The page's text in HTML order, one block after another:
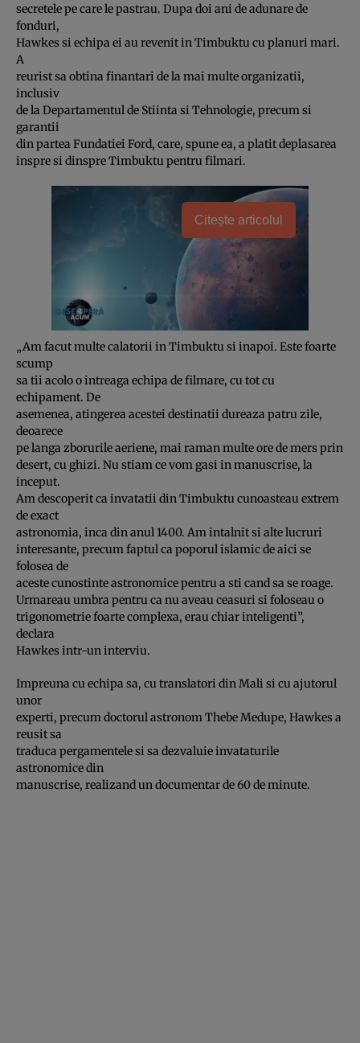
secretele pe care le pastrau. Dupa doi ani de adunare de
fonduri,
Hawkes si echipa ei au revenit in Timbuktu cu planuri mari.
A
reurist sa obtina finantari de la mai multe organizatii,
inclusiv
de la Departamentul de Stiinta si Tehnologie, precum si
garantii
din partea Fundatiei Ford, care, spune ea, a platit deplasarea
inspre si dinspre Timbuktu pentru filmari.
Citește articolul
„Am facut multe calatorii in Timbuktu si inapoi. Este foarte
scump
sa tii acolo o intreaga echipa de filmare, cu tot cu
echipament. De
asemenea, atingerea acestei destinatii dureaza patru zile,
deoarece
pe langa zborurile aeriene, mai raman multe ore de mers prin
desert, cu ghizi. Nu stiam ce vom gasi in manuscrise, la
inceput.
Am descoperit ca invatatii din Timbuktu cunoasteau extrem
de exact
astronomia, inca din anul 1400. Am intalnit si alte lucruri
interesante, precum faptul ca poporul islamic de aici se
folosea de
aceste cunostinte astronomice pentru a sti cand sa se roage.
Urmareau umbra pentru ca nu aveau ceasuri si foloseau o
trigonometrie foarte complexa, erau chiar inteligenti”,
declara
Hawkes intr-un interviu.
Impreuna cu echipa sa, cu translatori din Mali si cu ajutorul
unor
experti, precum doctorul astronom Thebe Medupe, Hawkes a
reusit sa
traduca pergamentele si sa dezvaluie invataturile
astronomice din
manuscrise, realizand un documentar de 60 de minute.